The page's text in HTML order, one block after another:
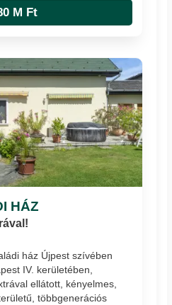
M Ft
HÁZ
ház Újpest szívében
IV. kerületében,
ellátott, kényelmes,
többgenerációs